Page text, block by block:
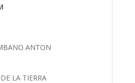
ANTON
LA TIERRA